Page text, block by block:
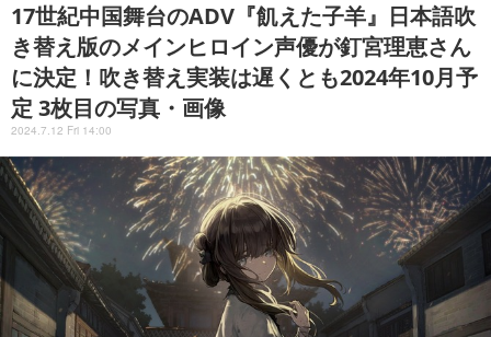
17世紀中国舞台のADV『飢えた子羊』日本語吹
き替え版のメインヒロイン声優が釘宮理恵さん
に決定！吹き替え実装は遅くとも2024年10月予
定 3枚目の写真・画像
2024.7.12 Fri 14:00